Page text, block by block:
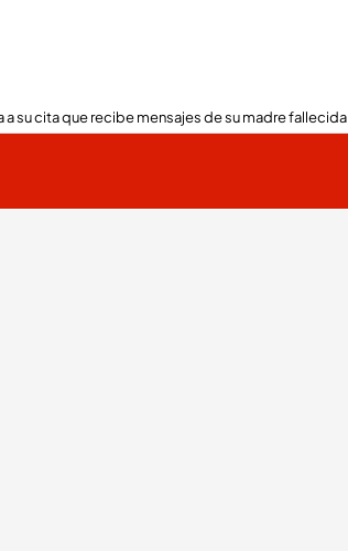
a su cita que recibe mensajes de su madre fallecida